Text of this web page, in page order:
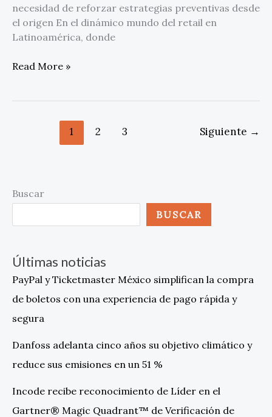
necesidad de reforzar estrategias preventivas desde
el origen En el dinámico mundo del retail en
Latinoamérica, donde
Read More »
1 2 3 Siguiente →
Buscar
BUSCAR
Últimas noticias
PayPal y Ticketmaster México simplifican la compra
de boletos con una experiencia de pago rápida y
segura
Danfoss adelanta cinco años su objetivo climático y
reduce sus emisiones en un 51 %
Incode recibe reconocimiento de Líder en el
Gartner® Magic Quadrant™ de Verificación de